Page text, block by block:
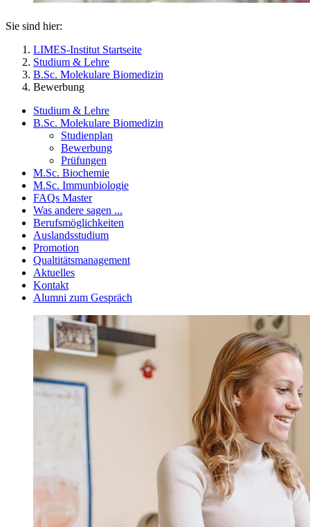
Sie sind hier:
LIMES-Institut Startseite
Studium & Lehre
B.Sc. Molekulare Biomedizin
Bewerbung
Studium & Lehre
B.Sc. Molekulare Biomedizin
Studienplan
Bewerbung
Prüfungen
M.Sc. Biochemie
M.Sc. Immunbiologie
FAQs Master
Was andere sagen ...
Berufsmöglichkeiten
Auslandsstudium
Promotion
Qualtitätsmanagement
Aktuelles
Kontakt
Alumni zum Gespräch